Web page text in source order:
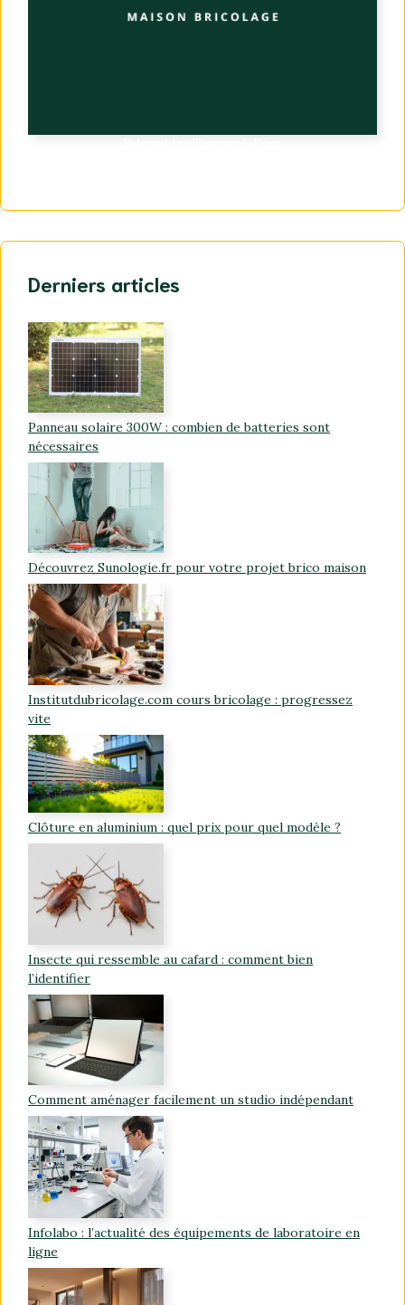
Derniers articles
Panneau solaire 300W : combien de batteries sont
nécessaires
Découvrez Sunologie.fr pour votre projet brico maison
Institutdubricolage.com cours bricolage : progressez
vite
Clôture en aluminium : quel prix pour quel modèle ?
Insecte qui ressemble au cafard : comment bien
l’identifier
Comment aménager facilement un studio indépendant
Infolabo : l’actualité des équipements de laboratoire en
ligne